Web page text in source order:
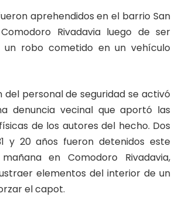
aprehendidos en el barrio San
Rivadavia luego de ser
un robo cometido en un vehículo
del personal de seguridad se activó
denuncia vecinal que aportó las
de los autores del hecho. Dos
y 20 años fueron detenidos este
en Comodoro Rivadavia,
elementos del interior de un
el capot.